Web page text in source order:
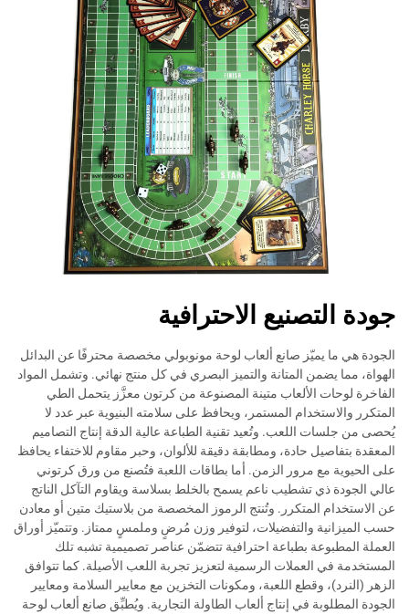
جودة التصنيع الاحترافية
الجودة هي ما يميّز صانع ألعاب لوحة مونوبولي مخصصة محترفًا عن البدائل
الهواة، مما يضمن المتانة والتميز البصري في كل منتج نهائي. وتشمل المواد
الفاخرة لوحات الألعاب متينة المصنوعة من كرتون معزَّز يتحمل الطي
المتكرر والاستخدام المستمر، ويحافظ على سلامته البنيوية عبر عدد لا
يُحصى من جلسات اللعب. وتُعيد تقنية الطباعة عالية الدقة إنتاج التصاميم
المعقدة بتفاصيل حادة، ومطابقة دقيقة للألوان، وحبر مقاوم للاختفاء يحافظ
على الحيوية مع مرور الزمن. أما بطاقات اللعبة فتُصنع من ورق كرتوني
عالي الجودة ذي تشطيب ناعم يسمح بالخلط بسلاسة ويقاوم التآكل الناتج
عن الاستخدام المتكرر. وتُنتج الرموز المخصصة من بلاستيك متين أو معادن
حسب الميزانية والتفضيلات، لتوفير وزن مُرضٍ وملمسٍ ممتاز. وتتميّز أوراق
العملة المطبوعة بطباعة احترافية تتضمّن عناصر تصميمية تشبه تلك
المستخدمة في العملات الرسمية لتعزيز تجربة اللعب الأصيلة. كما تتوافق
الزهر (النرد)، وقطع اللعبة، ومكونات التخزين مع معايير السلامة ومعايير
الجودة المطلوبة في إنتاج ألعاب الطاولة التجارية. ويُطبِّق صانع ألعاب لوحة